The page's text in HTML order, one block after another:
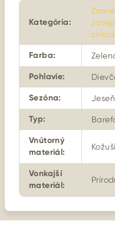
Kategória:
Farba:
Pohlavie:
Sezóna:
Typ:
Vnútorný
materiál:
Vonkajší
materiál: